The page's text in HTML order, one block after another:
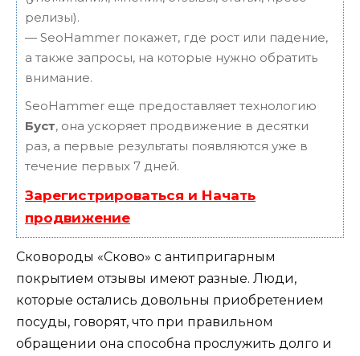
релизы).
— SeoHammer покажет, где рост или падение,
а также запросы, на которые нужно обратить
внимание.
SeoHammer еще предоставляет технологию
Буст, она ускоряет продвижение в десятки
раз, а первые результаты появляются уже в
течение первых 7 дней.
Зарегистрироваться и Начать
продвижение
Сковороды «Сково» с антипригарным
покрытием отзывы имеют разные. Люди,
которые остались довольны приобретением
посуды, говорят, что при правильном
обращении она способна прослужить долго и